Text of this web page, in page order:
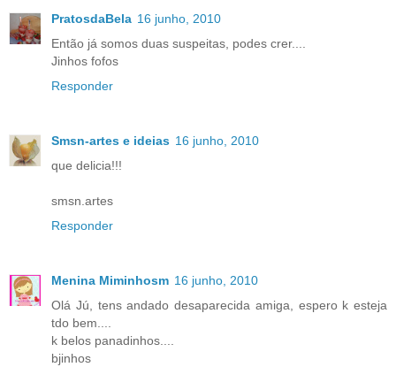
PratosdaBela 16 junho, 2010
Então já somos duas suspeitas, podes crer....
Jinhos fofos
Responder
Smsn-artes e ideias 16 junho, 2010
que delicia!!!
smsn.artes
Responder
Menina Miminhosm 16 junho, 2010
Olá Jú, tens andado desaparecida amiga, espero k esteja
tdo bem....
k belos panadinhos....
bjinhos